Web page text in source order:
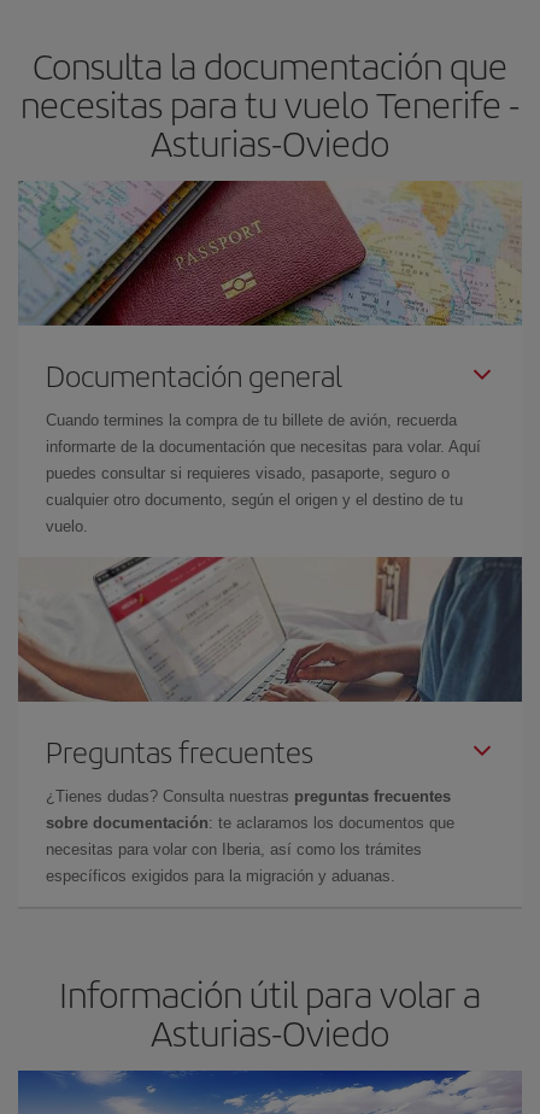
avión más baratos te saldrán. Además, si buscas los vuelos con
las fechas y los horarios del viaje un poco abiertos, podráselegir
el precio más barato.
Consulta la documentación que
necesitas para tu vuelo Tenerife -
Asturias-Oviedo
Documentación general
Cuando termines la compra de tu billete de avión, recuerda
informarte de la documentación que necesitas para volar. Aquí
puedes consultar si requieres visado, pasaporte, seguro o
cualquier otro documento, según el origen y el destino de tu
vuelo.
Preguntas frecuentes
¿Tienes dudas? Consulta nuestras preguntas frecuentes
sobre documentación: te aclaramos los documentos que
necesitas para volar con Iberia, así como los trámites
específicos exigidos para la migración y aduanas.
Información útil para volar a
Asturias-Oviedo